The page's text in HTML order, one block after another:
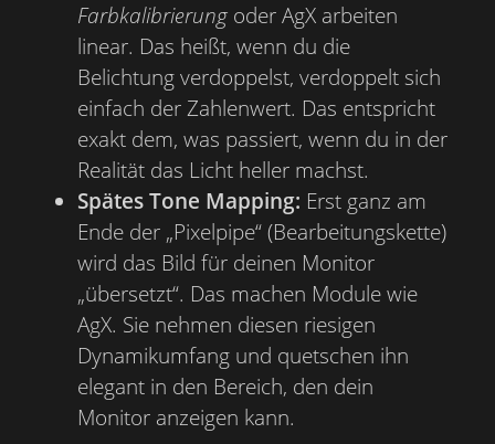
Farbkalibrierung oder AgX arbeiten
linear. Das heißt, wenn du die
Belichtung verdoppelst, verdoppelt sich
einfach der Zahlenwert. Das entspricht
exakt dem, was passiert, wenn du in der
Realität das Licht heller machst.
Spätes Tone Mapping: Erst ganz am
Ende der „Pixelpipe“ (Bearbeitungskette)
wird das Bild für deinen Monitor
„übersetzt“. Das machen Module wie
AgX. Sie nehmen diesen riesigen
Dynamikumfang und quetschen ihn
elegant in den Bereich, den dein
Monitor anzeigen kann.